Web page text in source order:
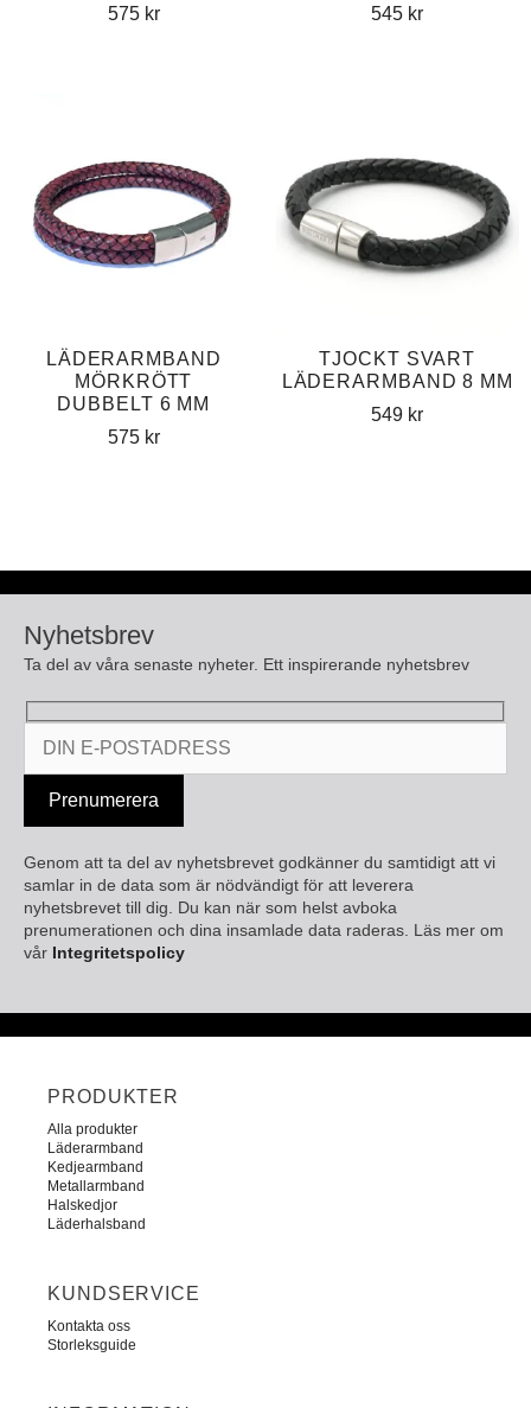
575 kr
545 kr
LÄDERARMBAND
MÖRKRÖTT
DUBBELT 6 MM
575 kr
TJOCKT SVART
LÄDERARMBAND 8 MM
549 kr
Nyhetsbrev
Ta del av våra senaste nyheter. Ett inspirerande nyhetsbrev
Genom att ta del av nyhetsbrevet godkänner du samtidigt att vi
samlar in de data som är nödvändigt för att leverera
nyhetsbrevet till dig. Du kan när som helst avboka
prenumerationen och dina insamlade data raderas. Läs mer om
vår Integritetspolicy
PRODUKTER
Alla produkter
Läderarmband
Kedjearmband
Metallarmband
Halskedjor
Läderhalsband
KUNDSERVICE
Kontakta oss
Storleksguide